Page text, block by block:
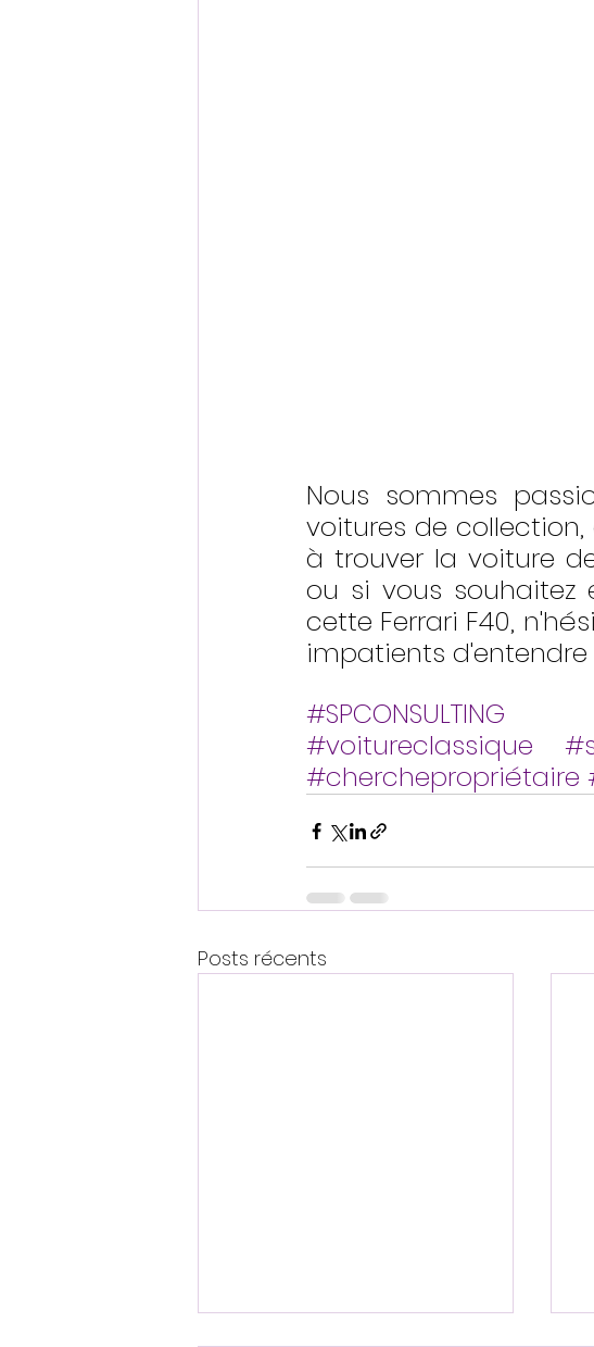
Nous sommes
voitures de
à trouver la voiture
ou si vous souhaitez
cette Ferrari F40,
impatients d'entendre
#SPCONSULTING
#voitureclassique
#cherchepropriétaire
Posts récents